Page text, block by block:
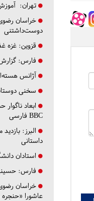
تهران:
خراسان
دوست‌داشتنی
قزوین: غزه
فارس:
آژانس
سخنی
ابعاد
BBC فارسی
البرز: بازدید
داستانی
استادان
فارس:
خراسان
عاشورا